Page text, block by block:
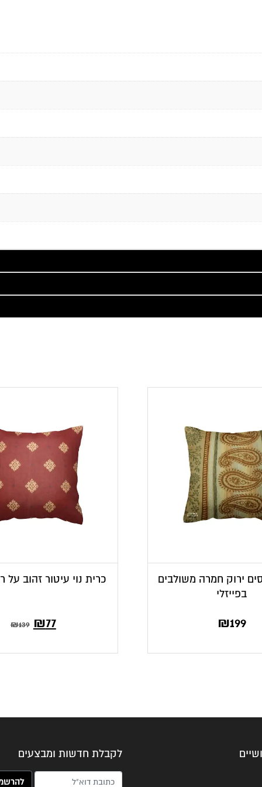
ירוק חמרה משולבים
בפייזלי
₪199
כרית נוי עיטור זהוב על
₪139 המחיר
₪77המחיר
לקבלת חדשות ומבצעים
האימייל שלך (חובה)